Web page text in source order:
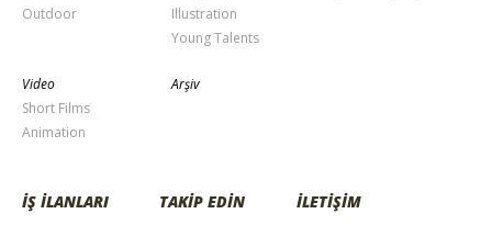
Outdoor
Illustration
Young Talents
Video
Short Films
Animation
Arşiv
İŞ İLANLARI TAKİP EDİN İLETİŞİM